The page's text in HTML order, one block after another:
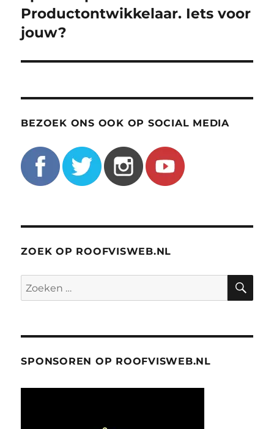
bericht:
Productontwikkelaar. Iets voor
jouw?
BEZOEK ONS OOK OP SOCIAL MEDIA
ZOEK OP ROOFVISWEB.NL
Zoeken
naar:
SPONSOREN OP ROOFVISWEB.NL